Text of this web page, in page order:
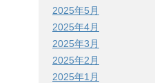
2025年5月
2025年4月
2025年3月
2025年2月
2025年1月